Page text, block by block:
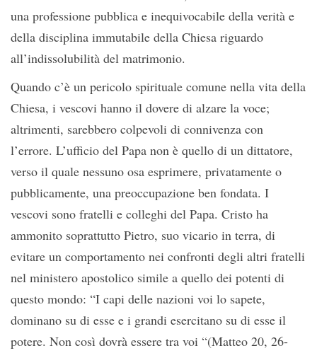
una professione pubblica e inequivocabile della verità e
della disciplina immutabile della Chiesa riguardo
all’indissolubilità del matrimonio.
Quando c’è un pericolo spirituale comune nella vita della
Chiesa, i vescovi hanno il dovere di alzare la voce;
altrimenti, sarebbero colpevoli di connivenza con
l’errore. L’ufficio del Papa non è quello di un dittatore,
verso il quale nessuno osa esprimere, privatamente o
pubblicamente, una preoccupazione ben fondata. I
vescovi sono fratelli e colleghi del Papa. Cristo ha
ammonito soprattutto Pietro, suo vicario in terra, di
evitare un comportamento nei confronti degli altri fratelli
nel ministero apostolico simile a quello dei potenti di
questo mondo: “I capi delle nazioni voi lo sapete,
dominano su di esse e i grandi esercitano su di esse il
potere. Non così dovrà essere tra voi “(Matteo 20, 26-